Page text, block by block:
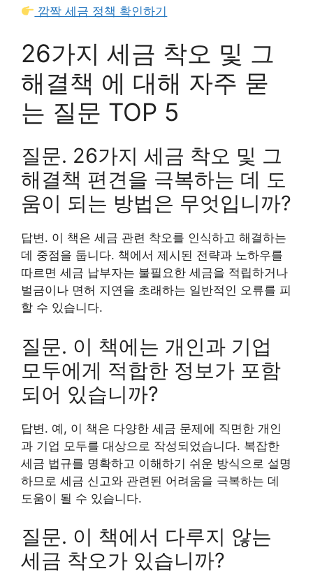
깜짝 세금 정책 확인하기
26가지 세금 착오 및 그
해결책 에 대해 자주 묻
는 질문 TOP 5
질문. 26가지 세금 착오 및 그
해결책 편견을 극복하는 데 도
움이 되는 방법은 무엇입니까?
답변. 이 책은 세금 관련 착오를 인식하고 해결하는
데 중점을 둡니다. 책에서 제시된 전략과 노하우를
따르면 세금 납부자는 불필요한 세금을 적립하거나
벌금이나 면허 지연을 초래하는 일반적인 오류를 피
할 수 있습니다.
질문. 이 책에는 개인과 기업
모두에게 적합한 정보가 포함
되어 있습니까?
답변. 예, 이 책은 다양한 세금 문제에 직면한 개인
과 기업 모두를 대상으로 작성되었습니다. 복잡한
세금 법규를 명확하고 이해하기 쉬운 방식으로 설명
하므로 세금 신고와 관련된 어려움을 극복하는 데
도움이 될 수 있습니다.
질문. 이 책에서 다루지 않는
세금 착오가 있습니까?